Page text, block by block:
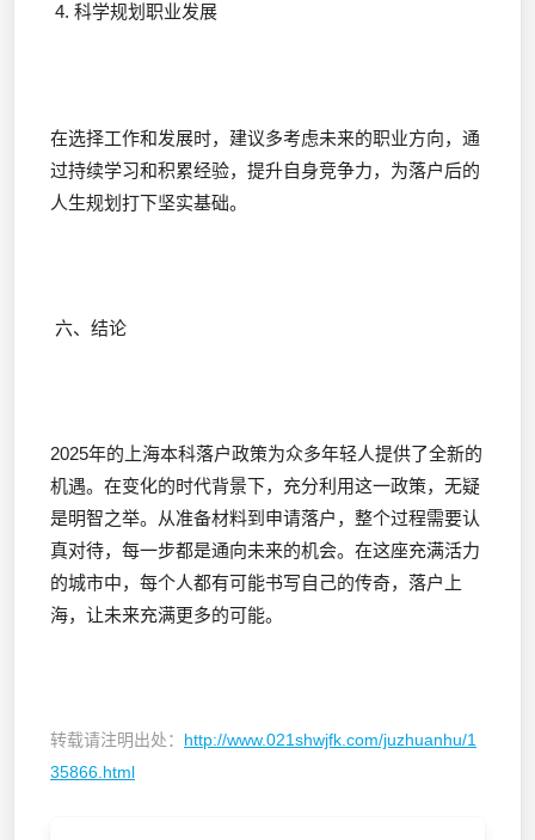
4. 科学规划职业发展
在选择工作和发展时，建议多考虑未来的职业方向，通
过持续学习和积累经验，提升自身竞争力，为落户后的
人生规划打下坚实基础。
六、结论
2025年的上海本科落户政策为众多年轻人提供了全新的
机遇。在变化的时代背景下，充分利用这一政策，无疑
是明智之举。从准备材料到申请落户，整个过程需要认
真对待，每一步都是通向未来的机会。在这座充满活力
的城市中，每个人都有可能书写自己的传奇，落户上
海，让未来充满更多的可能。
转载请注明出处： http://www.021shwjfk.com/juzhuanhu/1
35866.html